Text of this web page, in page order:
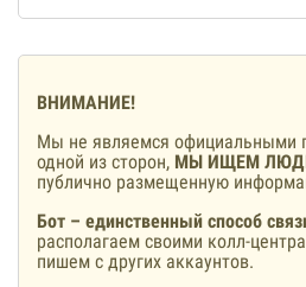
ВНИМАНИЕ!
Мы не являемся официальными
одной из сторон, МЫ ИЩЕМ
публично размещенную
Бот – единственный способ
располагаем своими колл-
пишем с других аккаунтов.